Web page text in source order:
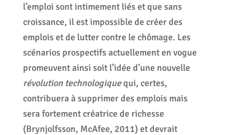
l’emploi sont intimement liés et que sans
croissance, il est impossible de créer des
emplois et de lutter contre le chômage. Les
scénarios prospectifs actuellement en vogue
promeuvent ainsi soit l’idée d’une nouvelle
révolution technologiquequi, certes,
contribuera à supprimer des emplois mais
sera fortement créatrice de richesse
(Brynjolfsson, McAfee, 2011) et devrait